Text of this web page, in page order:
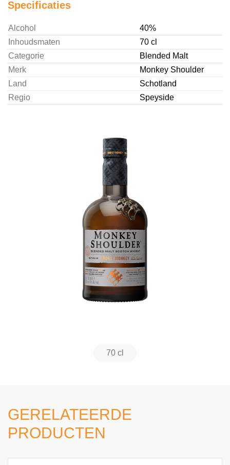
Specificaties
Alcohol
40%
Inhoudsmaten
70 cl
Categorie
Blended Malt
Merk
Monkey Shoulder
Land
Schotland
Regio
Speyside
70 cl
GERELATEERDE
PRODUCTEN